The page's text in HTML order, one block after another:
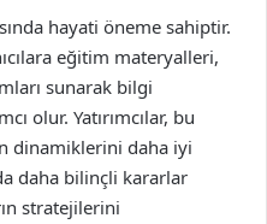
hayati öneme sahiptir.
eğitim materyalleri,
sunarak bilgi
olur. Yatırımcılar, bu
dinamiklerini daha iyi
daha bilinçli kararlar
stratejilerini